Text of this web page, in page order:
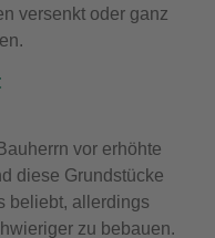
versenkt oder ganz
vor erhöhte
diese Grundstücke
beliebt, allerdings
zu bebauen.